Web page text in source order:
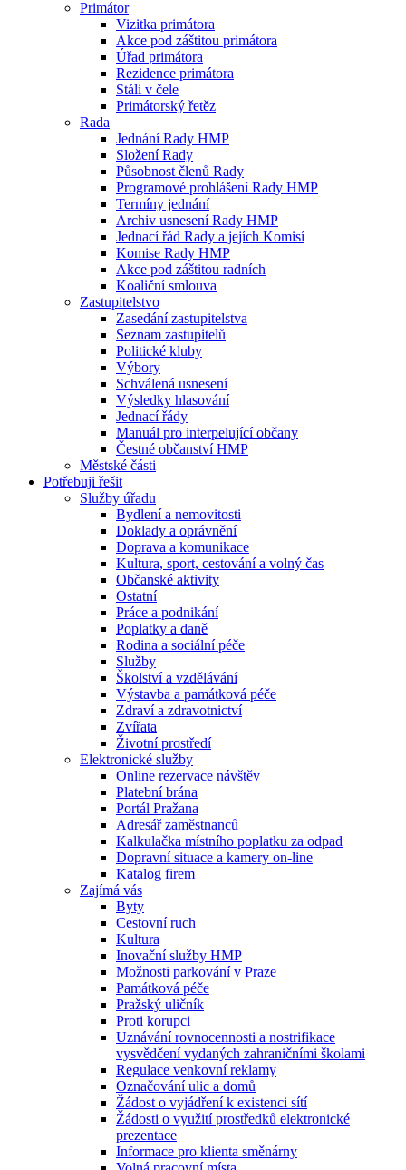
Primátor
Vizitka primátora
Akce pod záštitou primátora
Úřad primátora
Rezidence primátora
Stáli v čele
Primátorský řetěz
Rada
Jednání Rady HMP
Složení Rady
Působnost členů Rady
Programové prohlášení Rady HMP
Termíny jednání
Archiv usnesení Rady HMP
Jednací řád Rady a jejích Komisí
Komise Rady HMP
Akce pod záštitou radních
Koaliční smlouva
Zastupitelstvo
Zasedání zastupitelstva
Seznam zastupitelů
Politické kluby
Výbory
Schválená usnesení
Výsledky hlasování
Jednací řády
Manuál pro interpelující občany
Čestné občanství HMP
Městské části
Potřebuji řešit
Služby úřadu
Bydlení a nemovitosti
Doklady a oprávnění
Doprava a komunikace
Kultura, sport, cestování a volný čas
Občanské aktivity
Ostatní
Práce a podnikání
Poplatky a daně
Rodina a sociální péče
Služby
Školství a vzdělávání
Výstavba a památková péče
Zdraví a zdravotnictví
Zvířata
Životní prostředí
Elektronické služby
Online rezervace návštěv
Platební brána
Portál Pražana
Adresář zaměstnanců
Kalkulačka místního poplatku za odpad
Dopravní situace a kamery on-line
Katalog firem
Zajímá vás
Byty
Cestovní ruch
Kultura
Inovační služby HMP
Možnosti parkování v Praze
Památková péče
Pražský uličník
Proti korupci
Uznávání rovnocennosti a nostrifikace
vysvědčení vydaných zahraničními školami
Regulace venkovní reklamy
Označování ulic a domů
Žádost o vyjádření k existenci sítí
Žádosti o využití prostředků elektronické
prezentace
Informace pro klienta směnárny